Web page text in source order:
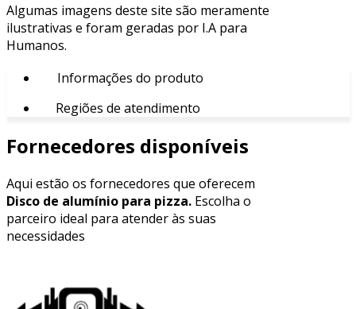
Algumas imagens deste site são meramente
ilustrativas e foram geradas por I.A para
Humanos.
Informações do produto
Regiões de atendimento
Fornecedores disponíveis
Aqui estão os fornecedores que oferecem
Disco de alumínio para pizza. Escolha o
parceiro ideal para atender às suas
necessidades